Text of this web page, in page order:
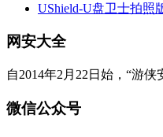
UShield-U盘卫士拍照
网安大全
自2014年2月22日始，“游
微信公众号